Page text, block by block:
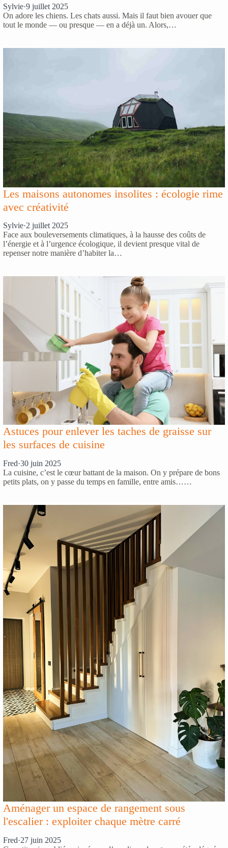
Sylvie·9 juillet 2025
On adore les chiens. Les chats aussi. Mais il faut bien avouer que
tout le monde — ou presque — en a déjà un. Alors,…
Les maisons autonomes insolites : écologie rime
avec créativité
Sylvie·2 juillet 2025
Face aux bouleversements climatiques, à la hausse des coûts de
l’énergie et à l’urgence écologique, il devient presque vital de
repenser notre manière d’habiter la…
Astuces pour enlever les taches de graisse sur
les surfaces de cuisine
Fred·30 juin 2025
La cuisine, c’est le cœur battant de la maison. On y prépare de bons
petits plats, on y passe du temps en famille, entre amis……
Aménager un espace de rangement sous
l'escalier : exploiter chaque mètre carré
Fred·27 juin 2025